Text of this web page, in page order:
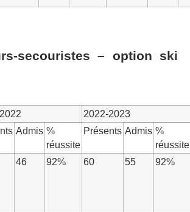
secouristes – option ski
2022-2023
Admis %
réussite
Présents Admis %
réussite
46 92% 60 55 92%